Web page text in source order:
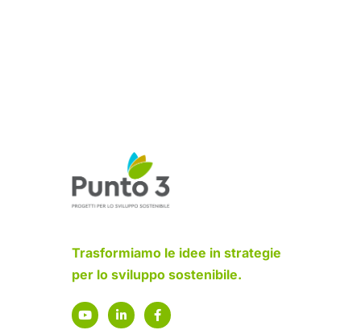
Trasformiamo le idee in strategie
per lo sviluppo sostenibile.